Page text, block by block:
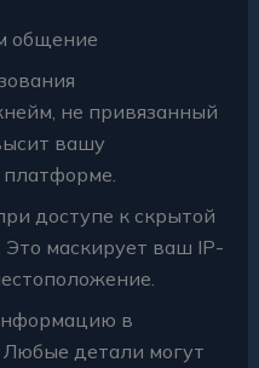
общение
не привязанный
вашу
доступе к скрытой
маскирует ваш IP-
в
детали могут